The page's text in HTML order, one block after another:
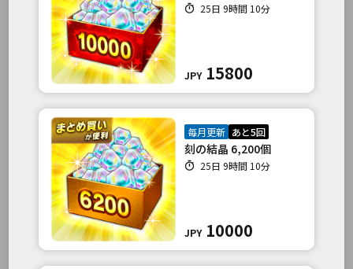
25日 9時間 10分
JPY 15800
毎月更新 あと5回
刻の結晶 6,200個
25日 9時間 10分
JPY 10000